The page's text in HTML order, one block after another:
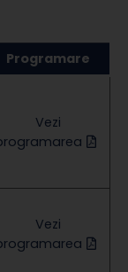
Programare
Vezi
Vezi